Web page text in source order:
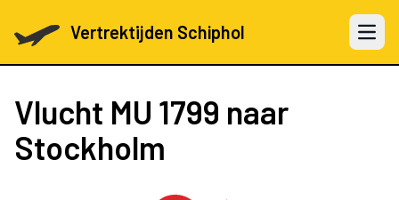
Vertrektijden Schiphol Open
Vlucht MU 1799 naar
Stockholm